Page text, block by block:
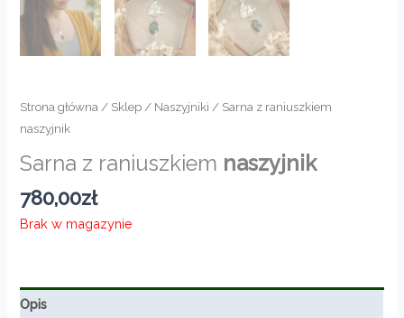
Strona główna / Sklep / Naszyjniki / Sarna z raniuszkiem
naszyjnik
Sarna z raniuszkiem naszyjnik
780,00zł
Brak w magazynie
Opis